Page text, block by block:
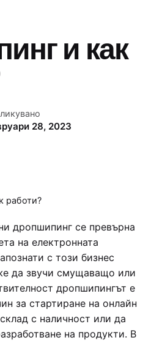
и как
28, 2023
работи?
дропшипинг се превърна
на електронната
с този бизнес
да звучи смущаващо или
дропшипингът е
за стартиране на онлайн
с наличност или да
на продукти. В